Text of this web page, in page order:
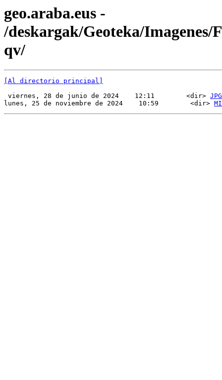
geo.araba.eus -
/deskargak/Geoteka/Imagenes/
qv/
[Al directorio principal]
viernes, 28 de junio de 2024    12:11        <dir> JPG
lunes, 25 de noviembre de 2024    10:59        <dir>